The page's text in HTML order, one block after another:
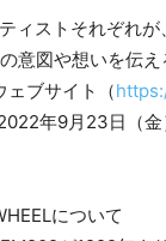
ィストそれぞれ
意図や想いを伝
ブサイト（
年9月23日（
について